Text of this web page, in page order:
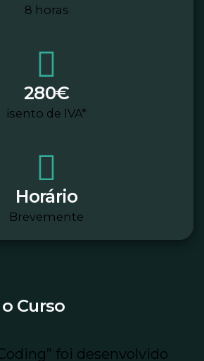
8 horas
280€
isento de IVA*
Horário
Brevemente
Curso
foi desenvolvido